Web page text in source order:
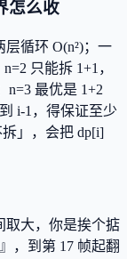
怎么收
循环 O(n²)；一
只能拆 1+1，
n=3 最优是 1+2
i-1，得保证至少
」，会把 dp[i]
取大，你是挨个掂
，到 第 17 帧起翻